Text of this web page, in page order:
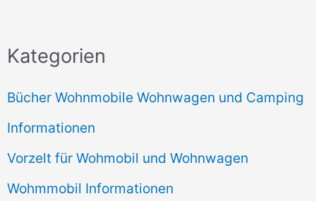
Kategorien
Bücher Wohnmobile Wohnwagen und Camping
Informationen
Vorzelt für Wohmobil und Wohnwagen
Wohmmobil Informationen